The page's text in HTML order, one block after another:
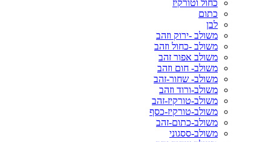
כחול וטורקיז
כתום
לבן
משולב -ירוק וזהב
משולב -כחול וזהב
משולב אפור זהב
משולב- חום וזהב
משולב- שחור-זהב
משולב-ורוד וזהב
משולב-טורקיז-זהב
משולב-טורקיז-כסף
משולב-כתום-זהב
משולב-ססגוני